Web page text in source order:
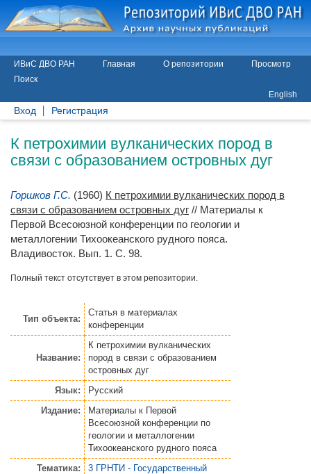
ИВиС ДВО РАН Главная О репозитории
Просмотр
Поиск
English
Вход Регистрация
К петрохимии вулканических пород в
связи с образованием островных дуг
Горшков Г.С. (1960) К петрохимии вулканических пород в
связи с образованием островных дуг // Материалы к
Первой Всесоюзной конференции по геологии и
металлогении Тихоокеанского рудного пояса.
Владивосток. Вып. 1. С. 98.
Полный текст отсутствует в этом репозитории.
Тип объекта:
Статья в материалах
конференции
Название:
К петрохимии вулканических
пород в связи с образованием
островных дуг
Язык:
Русский
Издание:
Материалы к Первой
Всесоюзной конференции по
геологии и металлогении
Тихоокеанского рудного пояса
Тематика:
3 ГРНТИ - Государственный